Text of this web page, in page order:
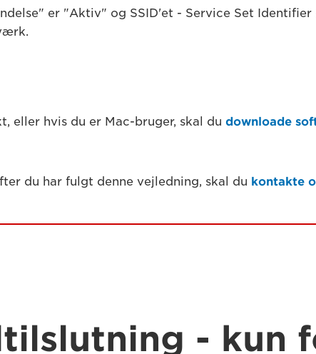
er "Aktiv" og SSID'et - Service Set
eller hvis du er Mac-bruger, skal du downloade
du har fulgt denne vejledning, skal du kontakte
- kun